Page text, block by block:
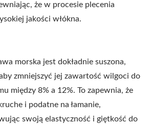
że w procesie plecenia
jakości włókna.
morska jest dokładnie suszona,
zmniejszyć jej zawartość wilgoci do
między 8% a 12%. To zapewnia, że
i podatne na łamanie,
swoją elastyczność i giętkość do